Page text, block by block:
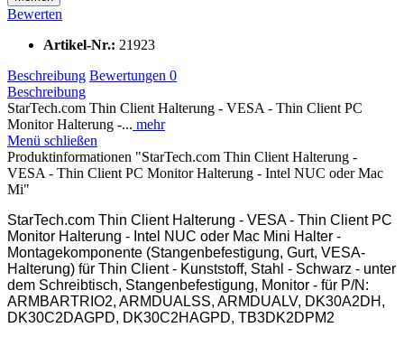
Bewerten
Artikel-Nr.: 21923
Beschreibung Bewertungen 0
Beschreibung
StarTech.com Thin Client Halterung - VESA - Thin Client PC
Monitor Halterung -... mehr
Menü schließen
Produktinformationen "StarTech.com Thin Client Halterung -
VESA - Thin Client PC Monitor Halterung - Intel NUC oder Mac
Mi"
StarTech.com Thin Client Halterung - VESA - Thin Client PC
Monitor Halterung - Intel NUC oder Mac Mini Halter -
Montagekomponente (Stangenbefestigung, Gurt, VESA-
Halterung) für Thin Client - Kunststoff, Stahl - Schwarz - unter
dem Schreibtisch, Stangenbefestigung, Monitor - für P/N:
ARMBARTRIO2, ARMDUALSS, ARMDUALV, DK30A2DH,
DK30C2DAGPD, DK30C2HAGPD, TB3DK2DPM2